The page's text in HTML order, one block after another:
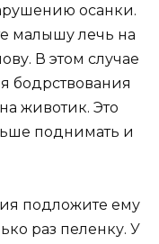
осанки.
малышу лечь на
В этом случае
бодрствования
животик. Это
поднимать и
подложите ему
раз пеленку. У